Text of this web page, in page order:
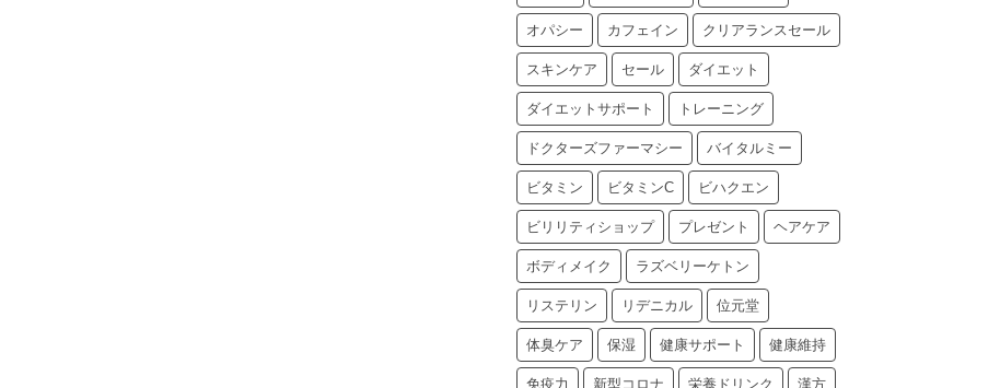
オパシー カフェイン クリアランスセール
スキンケア セール ダイエット
ダイエットサポート トレーニング
ドクターズファーマシー バイタルミー
ビタミン ビタミンC ビハクエン
ビリリティショップ プレゼント ヘアケア
ボディメイク ラズベリーケトン
リステリン リデニカル 位元堂
体臭ケア 保湿 健康サポート 健康維持
免疫力 新型コロナ 栄養ドリンク 漢方